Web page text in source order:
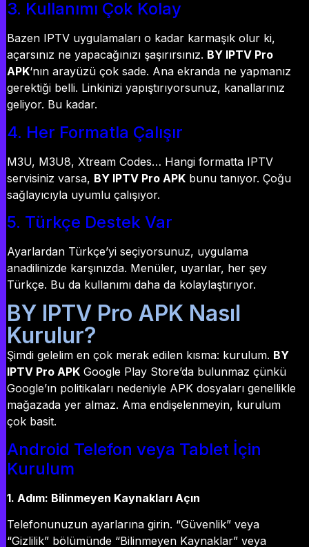
3. Kullanımı Çok Kolay
Bazen IPTV uygulamaları o kadar karmaşık olur ki,
açarsınız ne yapacağınızı şaşırırsınız. BY IPTV Pro
APK‘nın arayüzü çok sade. Ana ekranda ne yapmanız
gerektiği belli. Linkinizi yapıştırıyorsunuz, kanallarınız
geliyor. Bu kadar.
4. Her Formatla Çalışır
M3U, M3U8, Xtream Codes… Hangi formatta IPTV
servisiniz varsa, BY IPTV Pro APK bunu tanıyor. Çoğu
sağlayıcıyla uyumlu çalışıyor.
5. Türkçe Destek Var
Ayarlardan Türkçe’yi seçiyorsunuz, uygulama
anadilinizde karşınızda. Menüler, uyarılar, her şey
Türkçe. Bu da kullanımı daha da kolaylaştırıyor.
BY IPTV Pro APK Nasıl
Kurulur?
Şimdi gelelim en çok merak edilen kısma: kurulum. BY
IPTV Pro APK Google Play Store’da bulunmaz çünkü
Google’ın politikaları nedeniyle APK dosyaları genellikle
mağazada yer almaz. Ama endişelenmeyin, kurulum
çok basit.
Android Telefon veya Tablet İçin
Kurulum
1. Adım: Bilinmeyen Kaynakları Açın
Telefonunuzun ayarlarına girin. “Güvenlik” veya
“Gizlilik” bölümünde “Bilinmeyen Kaynaklar” veya